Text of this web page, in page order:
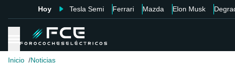
Hoy Tesla Semi Ferrari Mazda Elon Musk
Inicio Noticias